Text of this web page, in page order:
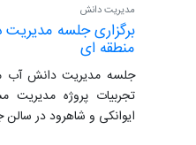
مدیریت دانش
برگزاری جلسه
منطقه ای
جلسه مدیریت دانش آب
تجربیات پروژه
ایوانکی و شاهرود در